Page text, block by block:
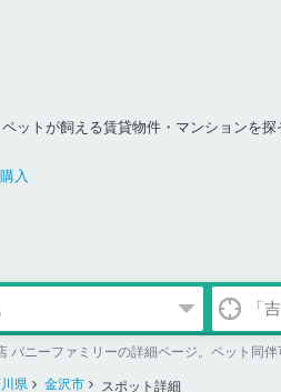
ットが飼える賃貸物件・マンションを探
購入
バニーファミリーの詳細ページ。ペット同
県 金沢市 スポット詳細